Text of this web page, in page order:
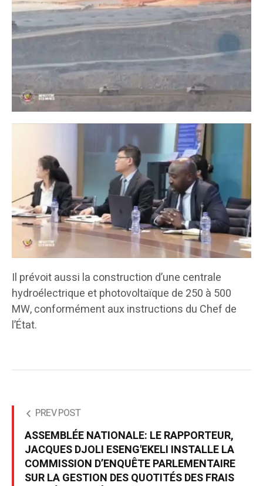
Il prévoit aussi la construction d’une centrale
hydroélectrique et photovoltaïque de 250 à 500
MW, conformément aux instructions du Chef de
l’État.
PREV POST
ASSEMBLÉE NATIONALE: LE RAPPORTEUR,
JACQUES DJOLI ESENG'EKELI INSTALLE LA
COMMISSION D’ENQUÊTE PARLEMENTAIRE
SUR LA GESTION DES QUOTITÉS DES FRAIS